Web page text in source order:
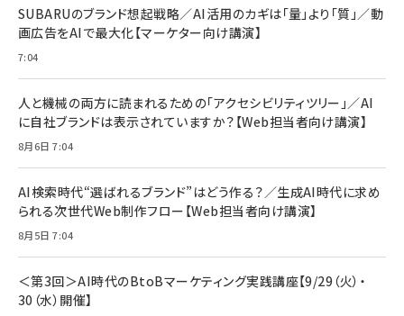
￥1,100
年後半、あなたの恋と運命／山田涼介]
￥880
組織の成果を最大化する ルールのデザイン
すい ガイド枠付き いPhone17 (6.3インチ) 対応
2枚セット DSP25F1698
￥1,599
【New】Amazon Fire TV Stick HD | 手軽にスト
レイヤー
￥6,980
Anker Soundcore P31i (Bluetooth 6.1) 【完
全ワイヤレスイヤホン/アクティブノイズキャンセリ
ング/マルチポイント接続 / 最大50時間再生 / PSE
技術基準適合】ブラック
￥5,990
Anker PowerLine III Flow USB-C & USB-C
ケーブル Anker絡まないケーブル 240W 結束バン
ド付き USB PD対応 シリコン素材採用 iPhone
￥5,000
ケーブル Anker絡まないケーブル 240W 結束バン
17 / 16 / 15 / Galaxy iPad Pro MacBook
Pro/Air 各種対応 (1.8m ミッドナイトブラック)
￥1,890
キャンペーン】
￥4,857
SUBARUのブランド想起戦略／AI活用のカギは「量」より「質」／動
画広告をAIで最大化【マーケター向け講演】
7:04
人と機械の両方に読まれるための「アクセシビリティツリー」／AI
に自社ブランドは表示されていますか？【Web担当者向け講演】
8月6日 7:04
AI検索時代“選ばれるブランド”はどう作る？／生成AI時代に求め
られる次世代Web制作フロー【Web担当者向け講演】
8月5日 7:04
＜第3回＞AI時代のBtoBマーケティング実践講座【9/29（火）・
30（水）開催】